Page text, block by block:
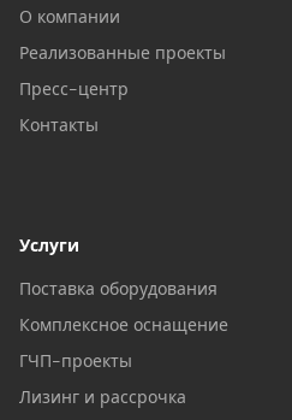
О компании
Реализованные проекты
Пресс-центр
Контакты
Услуги
Поставка оборудования
Комплексное оснащение
ГЧП-проекты
Лизинг и рассрочка